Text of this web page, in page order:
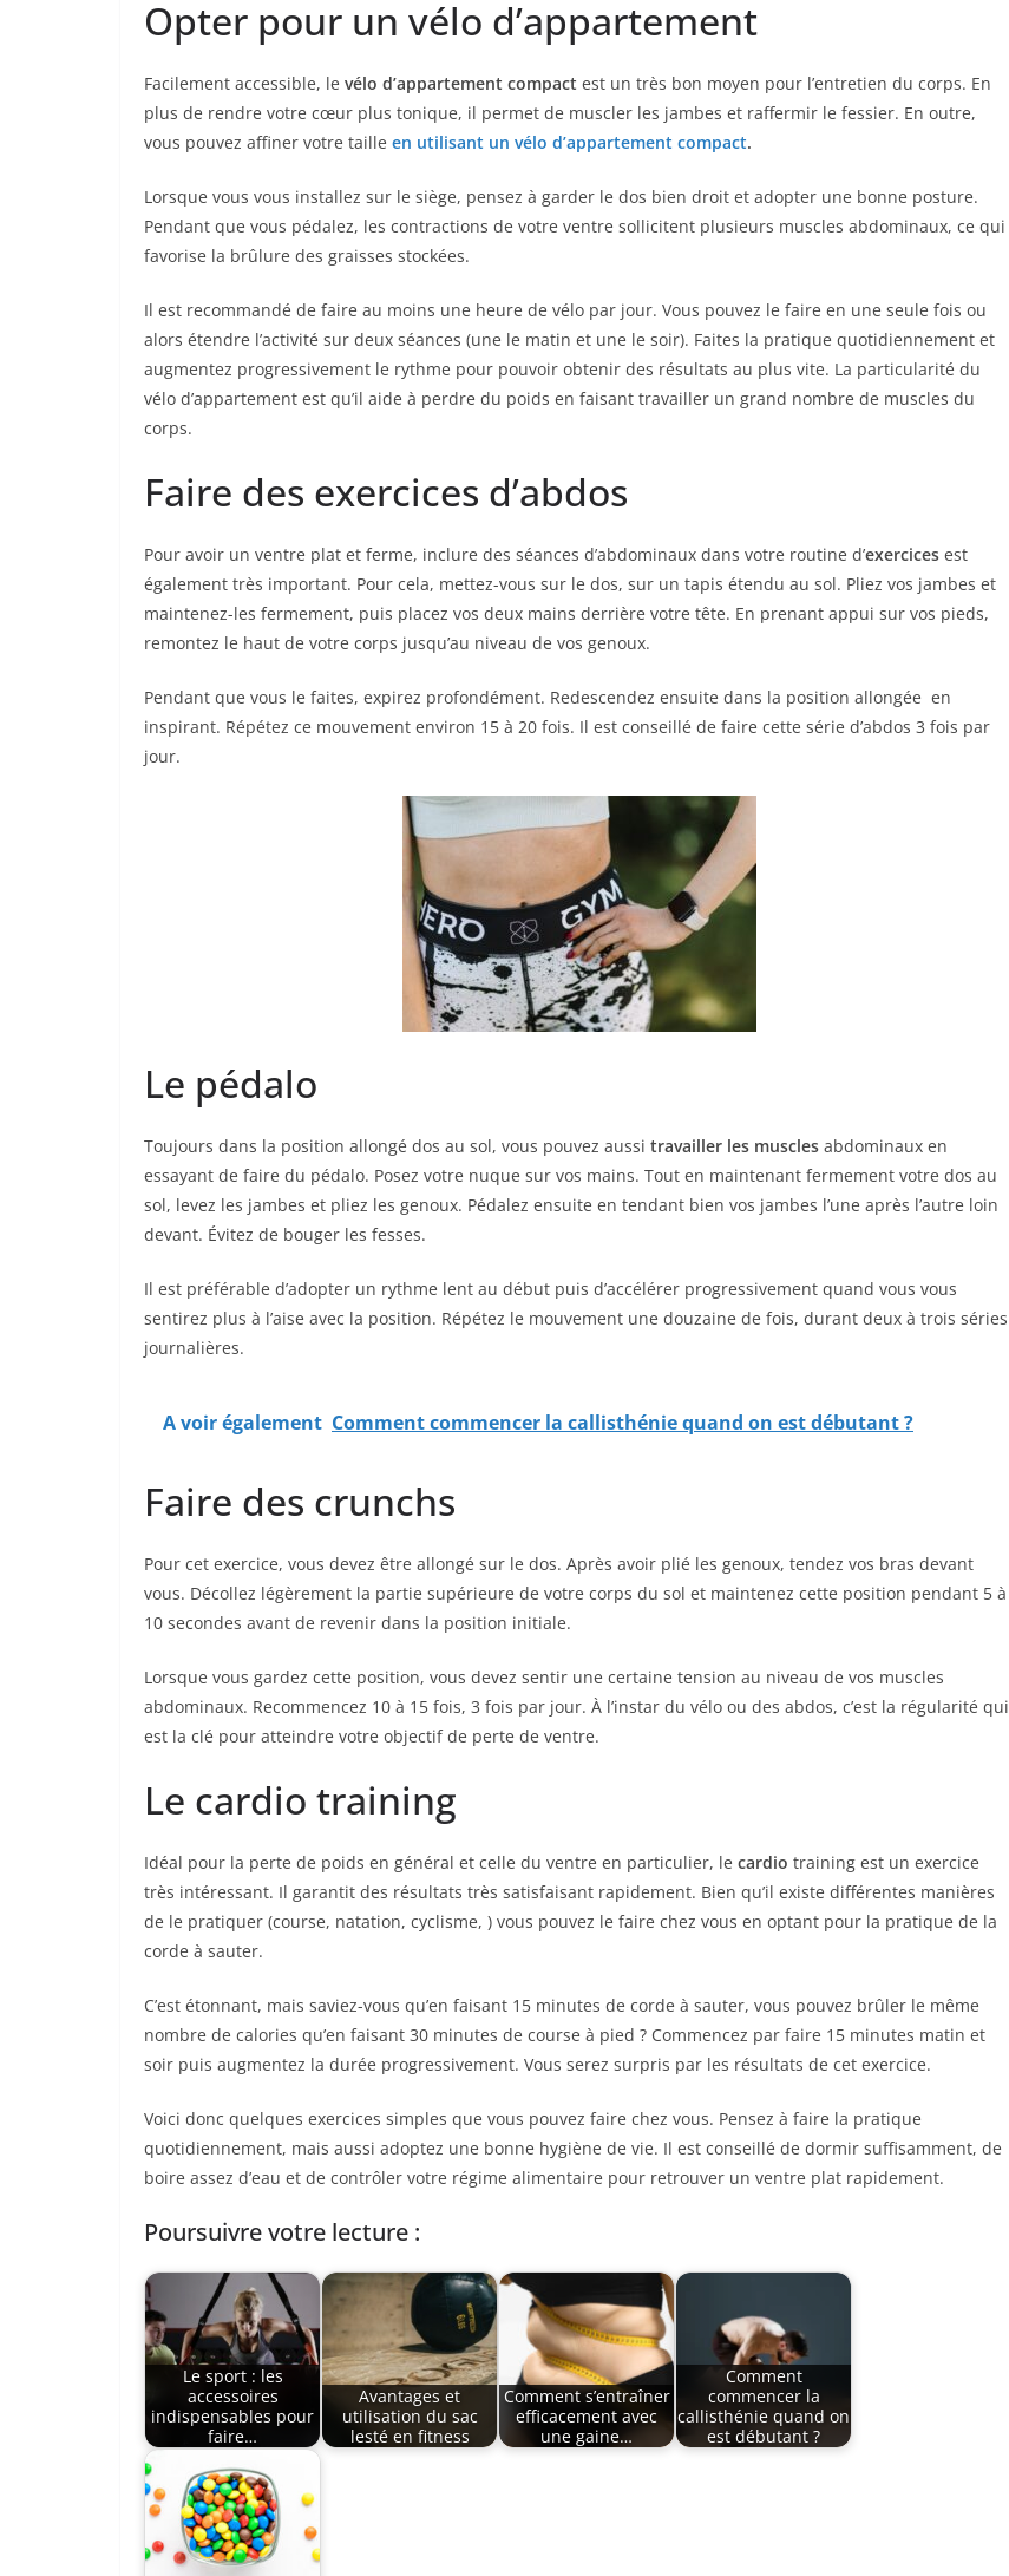
Opter pour un vélo d’appartement
Facilement accessible, le vélo d’appartement compact est un très bon moyen pour l’entretien du corps. En
plus de rendre votre cœur plus tonique, il permet de muscler les jambes et raffermir le fessier. En outre,
vous pouvez affiner votre taille en utilisant un vélo d’appartement compact.
Lorsque vous vous installez sur le siège, pensez à garder le dos bien droit et adopter une bonne posture.
Pendant que vous pédalez, les contractions de votre ventre sollicitent plusieurs muscles abdominaux, ce qui
favorise la brûlure des graisses stockées.
Il est recommandé de faire au moins une heure de vélo par jour. Vous pouvez le faire en une seule fois ou
alors étendre l’activité sur deux séances (une le matin et une le soir). Faites la pratique quotidiennement et
augmentez progressivement le rythme pour pouvoir obtenir des résultats au plus vite. La particularité du
vélo d’appartement est qu’il aide à perdre du poids en faisant travailler un grand nombre de muscles du
corps.
Faire des exercices d’abdos
Pour avoir un ventre plat et ferme, inclure des séances d’abdominaux dans votre routine d’exercices est
également très important. Pour cela, mettez-vous sur le dos, sur un tapis étendu au sol. Pliez vos jambes et
maintenez-les fermement, puis placez vos deux mains derrière votre tête. En prenant appui sur vos pieds,
remontez le haut de votre corps jusqu’au niveau de vos genoux.
Pendant que vous le faites, expirez profondément. Redescendez ensuite dans la position allongée en
inspirant. Répétez ce mouvement environ 15 à 20 fois. Il est conseillé de faire cette série d’abdos 3 fois par
jour.
Le pédalo
Toujours dans la position allongé dos au sol, vous pouvez aussi travailler les muscles abdominaux en
essayant de faire du pédalo. Posez votre nuque sur vos mains. Tout en maintenant fermement votre dos au
sol, levez les jambes et pliez les genoux. Pédalez ensuite en tendant bien vos jambes l’une après l’autre loin
devant. Évitez de bouger les fesses.
Il est préférable d’adopter un rythme lent au début puis d’accélérer progressivement quand vous vous
sentirez plus à l’aise avec la position. Répétez le mouvement une douzaine de fois, durant deux à trois séries
journalières.
A voir également Comment commencer la callisthénie quand on est débutant ?
Faire des crunchs
Pour cet exercice, vous devez être allongé sur le dos. Après avoir plié les genoux, tendez vos bras devant
vous. Décollez légèrement la partie supérieure de votre corps du sol et maintenez cette position pendant 5 à
10 secondes avant de revenir dans la position initiale.
Lorsque vous gardez cette position, vous devez sentir une certaine tension au niveau de vos muscles
abdominaux. Recommencez 10 à 15 fois, 3 fois par jour. À l’instar du vélo ou des abdos, c’est la régularité qui
est la clé pour atteindre votre objectif de perte de ventre.
Le cardio training
Idéal pour la perte de poids en général et celle du ventre en particulier, le cardio training est un exercice
très intéressant. Il garantit des résultats très satisfaisant rapidement. Bien qu’il existe différentes manières
de le pratiquer (course, natation, cyclisme, ) vous pouvez le faire chez vous en optant pour la pratique de la
corde à sauter.
C’est étonnant, mais saviez-vous qu’en faisant 15 minutes de corde à sauter, vous pouvez brûler le même
nombre de calories qu’en faisant 30 minutes de course à pied ? Commencez par faire 15 minutes matin et
soir puis augmentez la durée progressivement. Vous serez surpris par les résultats de cet exercice.
Voici donc quelques exercices simples que vous pouvez faire chez vous. Pensez à faire la pratique
quotidiennement, mais aussi adoptez une bonne hygiène de vie. Il est conseillé de dormir suffisamment, de
boire assez d’eau et de contrôler votre régime alimentaire pour retrouver un ventre plat rapidement.
Poursuivre votre lecture :
Le sport : les
accessoires
indispensables pour
faire…
Avantages et
utilisation du sac
lesté en fitness
Comment s’entraîner
efficacement avec
une gaine…
Comment
commencer la
callisthénie quand on
est débutant ?